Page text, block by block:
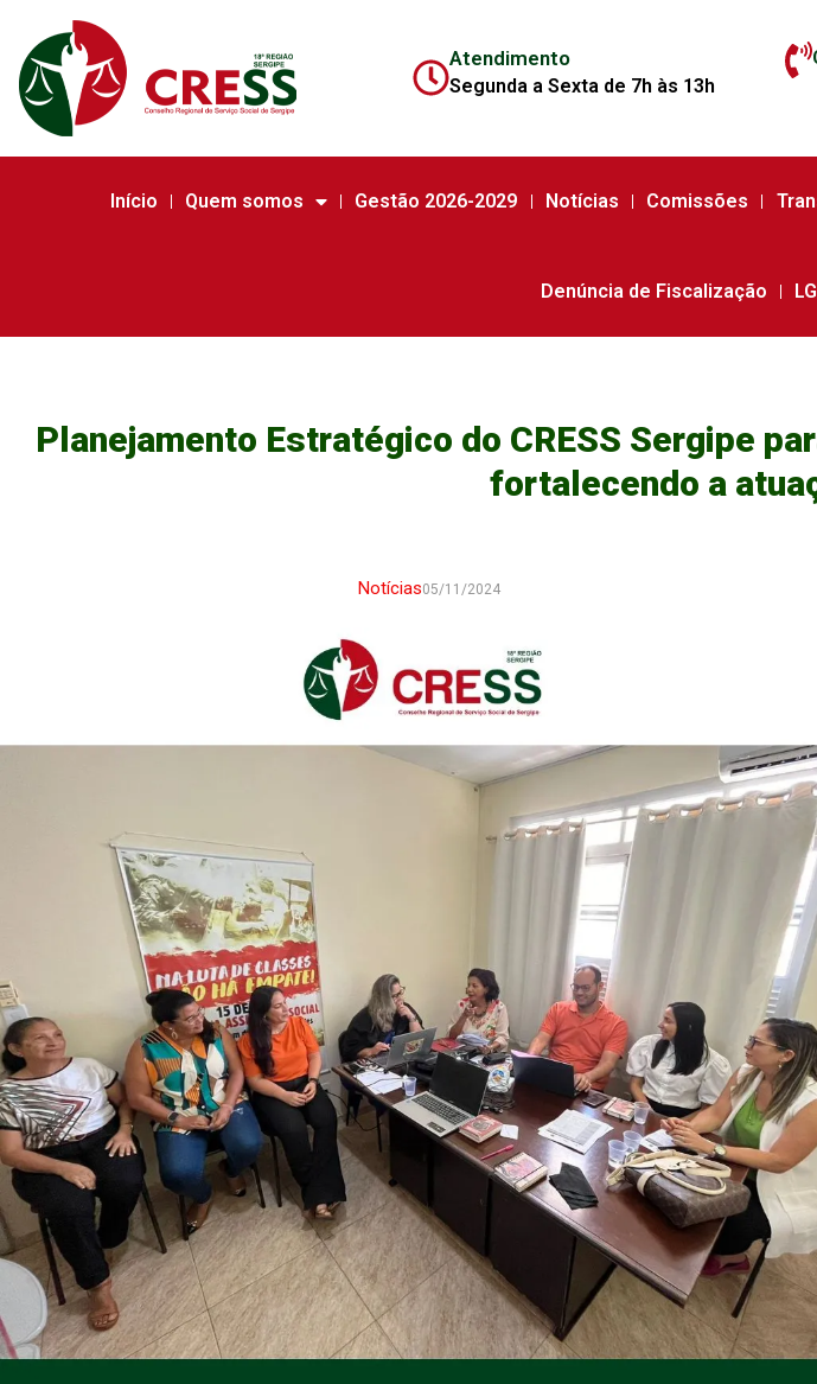
Atendimento
Segunda a Sexta de 7h às 13h
Início Quem somos Gestão 2026-2029 Notícias Comissões
Denúncia de Fiscalização
Planejamento Estratégico do CRESS Sergipe
fortalecendo a
Notícias05/11/2024